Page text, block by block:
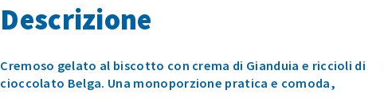
Descrizione
Cremoso gelato al biscotto con crema di Gianduia e riccioli di
cioccolato Belga. Una monoporzione pratica e comoda,